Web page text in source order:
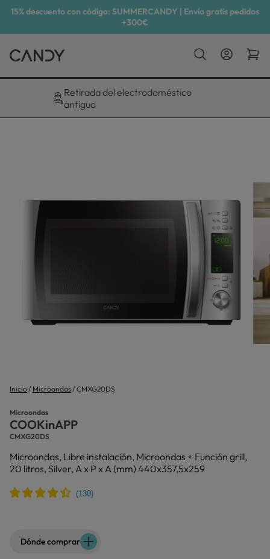
15% descuento con código: SUMMERCANDY | Envío gratis pedidos
+300€
Descuento exclusivo del 10%
Inicio Microondas CMXG20DS
Microondas
COOKinAPP
CMXG20DS
Microondas, Libre instalación, Microondas + Función grill,
20 litros, Silver, A x P x A (mm) 440x357,5x259
Dónde comprar